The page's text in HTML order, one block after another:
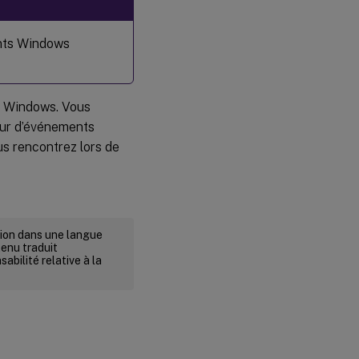
Windows
Vous
d’événements
rencontrez lors de
dans une langue
traduit
relative à la